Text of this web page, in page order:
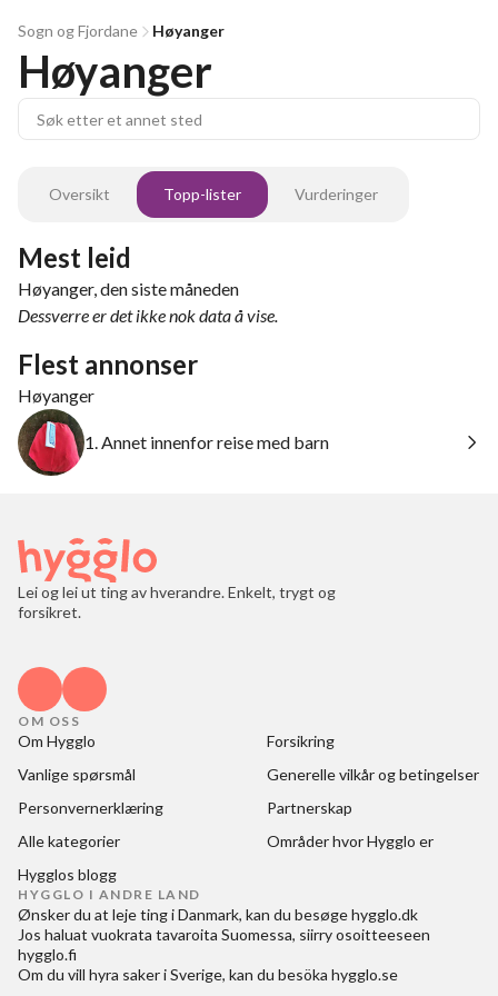
Sogn og Fjordane Høyanger
Høyanger
Oversikt Topp-lister Vurderinger
Mest leid
Høyanger, den siste måneden
Dessverre er det ikke nok data å vise.
Flest annonser
Høyanger
1. Annet innenfor reise med barn
Lei og lei ut ting av hverandre. Enkelt, trygt og
forsikret.
OM OSS
Om Hygglo
Forsikring
Vanlige spørsmål
Generelle vilkår og betingelser
Personvernerklæring
Partnerskap
Alle kategorier
Områder hvor Hygglo er
Hygglos blogg
HYGGLO I ANDRE LAND
Ønsker du at leje ting i Danmark, kan du besøgehygglo.dk
Jos haluat vuokrata tavaroita Suomessa, siirry osoitteeseen
hygglo.fi
Om du vill hyra saker i Sverige, kan du besöka hygglo.se